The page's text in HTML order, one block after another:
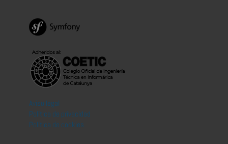
Aviso legal
Política de privacidad
Política de cookies